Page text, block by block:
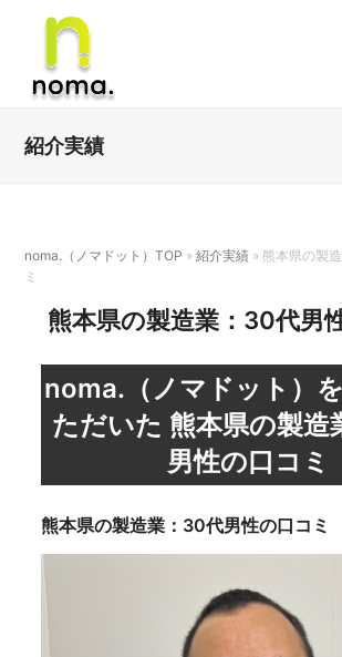
紹介実績
noma.（ノマドット）TOP »紹介実績 » 熊本県の製
ミ
熊本県の製造業：30代男
noma.（ノマドット）
ただいた 熊本県の製造
男性の口コミ
熊本県の製造業：30代男性の口コミ